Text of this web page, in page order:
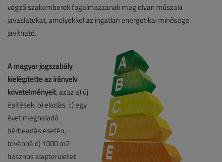
végző szakemberek fogalmazzanak meg olyan műszaki
javaslatokat, amelyekkel az ingatlan energetikai minősége
javítható.
A magyar jogszabály
kielégítette az irányelv
követelményeit, azaz a) új
építések, b) eladás, c) egy
évet meghaladó
bérbeadás esetén,
továbbá d) 1000 m2
hasznos alapterületet